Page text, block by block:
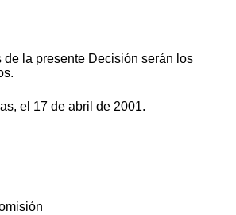
de la presente Decisión serán los
el 17 de abril de 2001.